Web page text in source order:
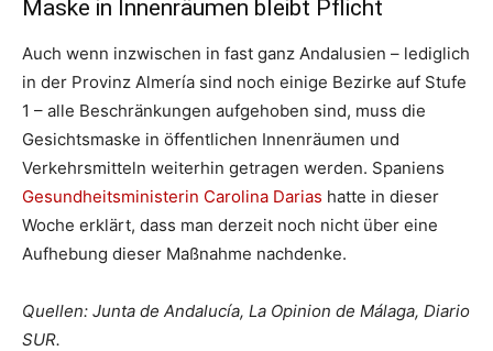
Maske in Innenräumen bleibt Pflicht
Auch wenn inzwischen in fast ganz Andalusien – lediglich
in der Provinz Almería sind noch einige Bezirke auf Stufe
1 – alle Beschränkungen aufgehoben sind, muss die
Gesichtsmaske in öffentlichen Innenräumen und
Verkehrsmitteln weiterhin getragen werden. Spaniens
Gesundheitsministerin Carolina Darias hatte in dieser
Woche erklärt, dass man derzeit noch nicht über eine
Aufhebung dieser Maßnahme nachdenke.
Quellen: Junta de Andalucía, La Opinion de Málaga, Diario
SUR.